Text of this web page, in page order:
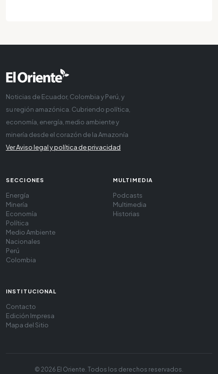
Noticias de Ecuador, Colombia y Perú, y
su región amazónica. Cubriendo política,
economía, energía, medio ambiente y
minería desde el corazón de la Amazonía
Ver Aviso legal y política de privacidad
SECCIONES
Energía
Minería
Economía
Política
Medio Ambiente
Nacionales
Perú
Colombia
MULTIMEDIA
Podcasts
Multimedia
Historias
INSTITUCIONAL
Contacto
Edición Impresa
Mapa del Sitio
© 2026 El Oriente. Todos los derechos reservados.